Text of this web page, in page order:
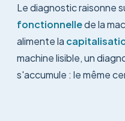
Le diagnostic raisonne
fonctionnellede la
alimente la
machine lisible, un
s'accumule : le même